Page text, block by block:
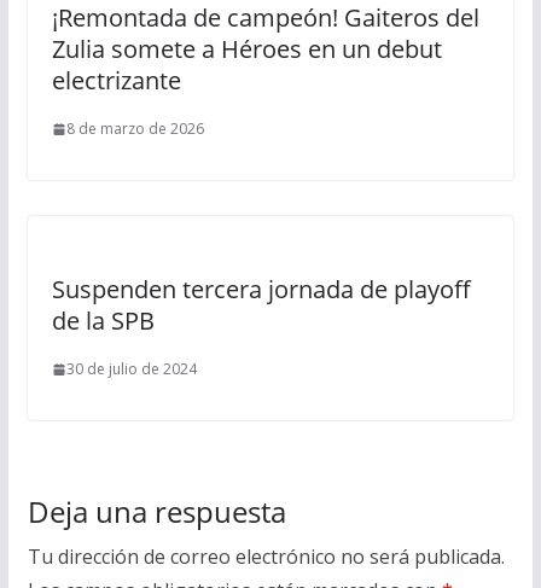
¡Remontada de campeón! Gaiteros del
Zulia somete a Héroes en un debut
electrizante
8 de marzo de 2026
Suspenden tercera jornada de playoff
de la SPB
30 de julio de 2024
Deja una respuesta
Tu dirección de correo electrónico no será publicada.